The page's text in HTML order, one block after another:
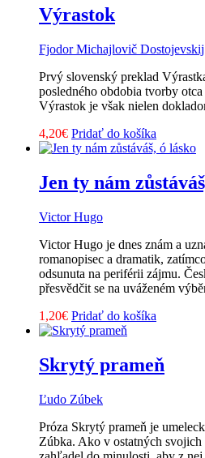
Výrastok
Fjodor Michajlovič Dostojevskij
Prvý slovenský preklad
posledného obdobia tvorby
Výrastok je však nielen
4,20€ Pridať do košíka
Jen ty nám
Victor Hugo
Victor Hugo je dnes znám a
romanopisec a dramatik,
odsunuta na periférii zájmu.
přesvědčit se na uváženém
1,20€ Pridať do košíka
Skrytý prameň
Ľudo Zúbek
Próza Skrytý prameň je
Zúbka. Ako v ostatných svojich